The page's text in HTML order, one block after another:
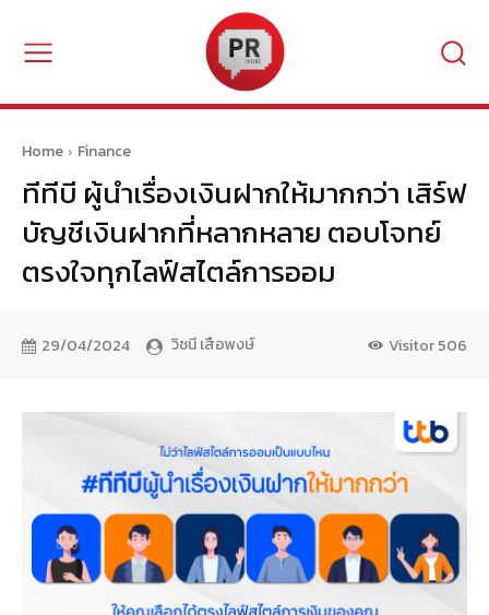
Home Finance
ทีทีบี ผู้นำเรื่องเงินฝากให้มากกว่า เสิร์ฟ
บัญชีเงินฝากที่หลากหลาย ตอบโจทย์
ตรงใจทุกไลฟ์สไตล์การออม
29/04/2024 วิชนี เสือพงษ์ Visitor506